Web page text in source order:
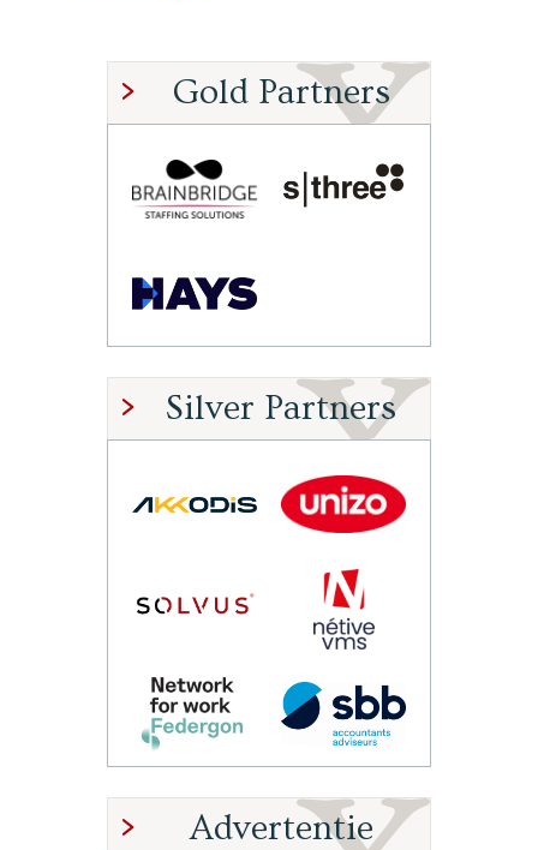
Gold Partners
Silver Partners
Advertentie